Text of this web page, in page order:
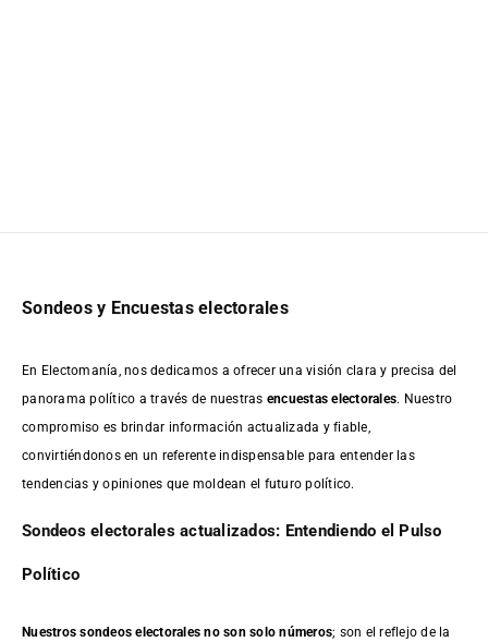
Sondeos y Encuestas electorales
En Electomanía, nos dedicamos a ofrecer una visión clara y precisa del
panorama político a través de nuestras encuestas electorales. Nuestro
compromiso es brindar información actualizada y fiable,
convirtiéndonos en un referente indispensable para entender las
tendencias y opiniones que moldean el futuro político.
Sondeos electorales actualizados: Entendiendo el Pulso
Político
Nuestros sondeos electorales no son solo números; son el reflejo de la